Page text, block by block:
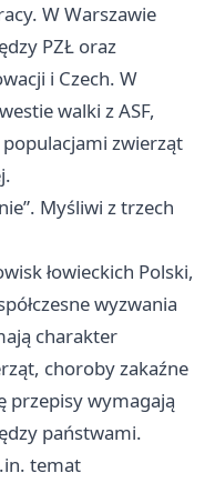
W Warszawie
PZŁ oraz
i Czech. W
walki z ASF,
zwierząt
Myśliwi z trzech
łowieckich Polski,
wyzwania
charakter
choroby zakaźne
przepisy wymagają
państwami.
temat